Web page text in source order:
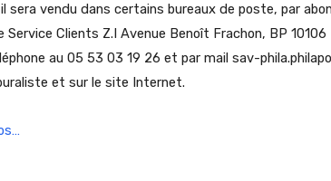
sera vendu dans certains bureaux de poste, par
Service Clients Z.I Avenue Benoît Frachon, BP 10106
au 05 53 03 19 26 et par mail sav-
et sur le site Internet.